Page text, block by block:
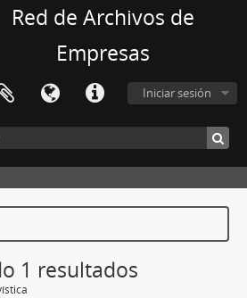
Red de Archivos de
Empresas
Iniciar sesión
1 resultados